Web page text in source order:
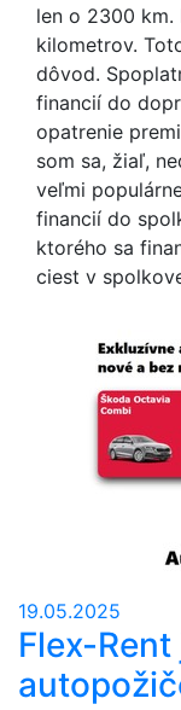
len o 2300
kilometrov.
dôvod.
financií do
opatrenie
som sa, žiaľ,
veľmi
financií do
ktorého sa
ciest v
19.05.2025
Flex-